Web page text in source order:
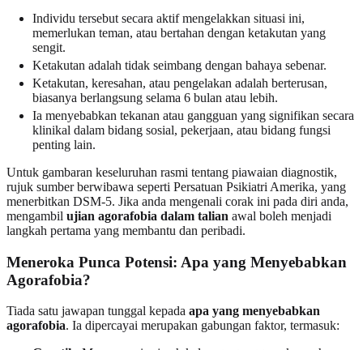
Individu tersebut secara aktif mengelakkan situasi ini,
memerlukan teman, atau bertahan dengan ketakutan yang
sengit.
Ketakutan adalah tidak seimbang dengan bahaya sebenar.
Ketakutan, keresahan, atau pengelakan adalah berterusan,
biasanya berlangsung selama 6 bulan atau lebih.
Ia menyebabkan tekanan atau gangguan yang signifikan secara
klinikal dalam bidang sosial, pekerjaan, atau bidang fungsi
penting lain.
Untuk gambaran keseluruhan rasmi tentang piawaian diagnostik,
rujuk sumber berwibawa seperti Persatuan Psikiatri Amerika, yang
menerbitkan DSM-5. Jika anda mengenali corak ini pada diri anda,
mengambil ujian agorafobia dalam talian awal boleh menjadi
langkah pertama yang membantu dan peribadi.
Meneroka Punca Potensi: Apa yang Menyebabkan
Agorafobia?
Tiada satu jawapan tunggal kepada apa yang menyebabkan
agorafobia. Ia dipercayai merupakan gabungan faktor, termasuk: